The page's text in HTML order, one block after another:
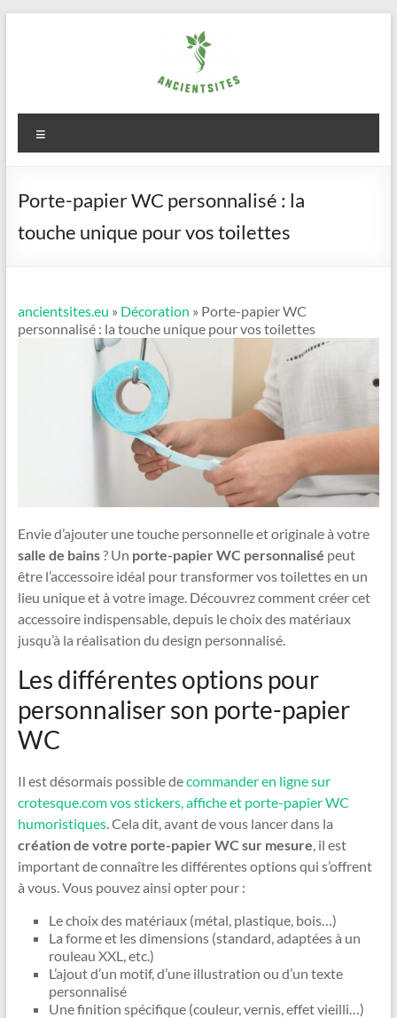
ancientsites.eu
Porte-papier WC personnalisé : la
touche unique pour vos toilettes
ancientsites.eu » Décoration » Porte-papier WC
personnalisé : la touche unique pour vos toilettes
Envie d’ajouter une touche personnelle et originale à votre
salle de bains? Un porte-papier WC personnalisé peut
être l’accessoire idéal pour transformer vos toilettes en un
lieu unique et à votre image. Découvrez comment créer cet
accessoire indispensable, depuis le choix des matériaux
jusqu’à la réalisation du design personnalisé.
Les différentes options pour
personnaliser son porte-papier
WC
Il est désormais possible decommander en ligne sur
crotesque.com vos stickers, affiche et porte-papier WC
humoristiques. Cela dit, avant de vous lancer dans la
création de votre porte-papier WC sur mesure, il est
important de connaître les différentes options qui s’offrent
à vous. Vous pouvez ainsi opter pour :
Le choix des matériaux (métal, plastique, bois…)
La forme et les dimensions (standard, adaptées à un
rouleau XXL, etc.)
L’ajout d’un motif, d’une illustration ou d’un texte
personnalisé
Une finition spécifique (couleur, vernis, effet vieilli…)